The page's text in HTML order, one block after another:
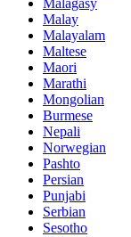
Malagasy
Malay
Malayalam
Maltese
Maori
Marathi
Mongolian
Burmese
Nepali
Norwegian
Pashto
Persian
Punjabi
Serbian
Sesotho